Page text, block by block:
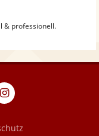
& professionell.
eventpeppers